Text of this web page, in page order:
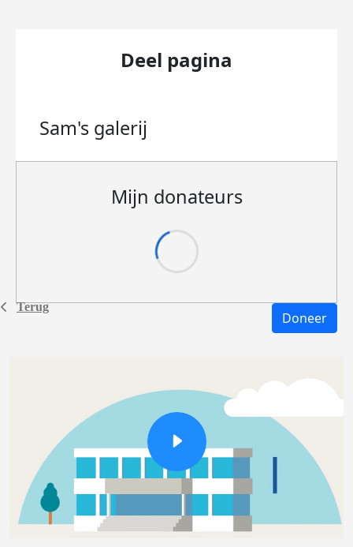
Terug
Deel pagina
Sam's galerij
Mijn donateurs
Doneer